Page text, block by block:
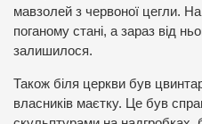
мавзолей з червоної цегли.
поганому стані, а зараз від
залишилося.
Також біля церкви був
власників маєтку. Це був